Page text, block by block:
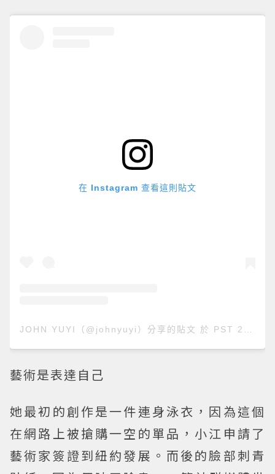
在 Instagram 查看這則貼文
JOHN YUYI（@johnyuyi）分享的貼文 於 PST 2019 年 1月 月 18 日 上午 5:44
藝術是表達自己
她最初的創作是一件連身泳衣，因為這個
在網路上被搶購一空的單品，小江申請了
藝術家簽證到紐約發展。而後的臉部刺青